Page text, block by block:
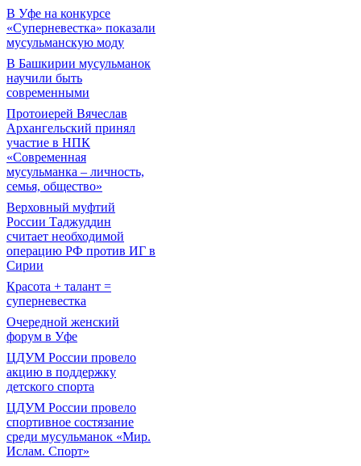
В Уфе на конкурсе
«Суперневестка» показали
мусульманскую моду
В Башкирии мусульманок
научили быть
современными
Протоиерей Вячеслав
Архангельский принял
участие в НПК
«Современная
мусульманка – личность,
семья, общество»
Верховный муфтий
России Таджуддин
считает необходимой
операцию РФ против ИГ в
Сирии
Красота + талант =
суперневестка
Очередной женский
форум в Уфе
ЦДУМ России провело
акцию в поддержку
детского спорта
ЦДУМ России провело
спортивное состязание
среди мусульманок «Мир.
Ислам. Спорт»